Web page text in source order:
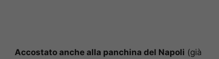
Accostato anche alla panchina del Napoli (già